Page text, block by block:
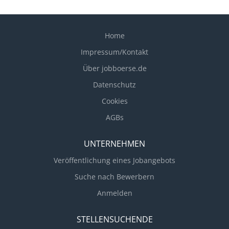
Home
Impressum/Kontakt
Über jobboerse.de
Datenschutz
Cookies
AGBs
UNTERNEHMEN
Veröffentlichung eines Jobangebots
Suche nach Bewerbern
Anmelden
STELLENSUCHENDE